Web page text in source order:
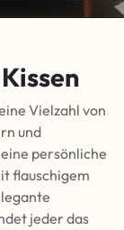
Vielzahl von
und
persönliche
flauschigem
jeder das